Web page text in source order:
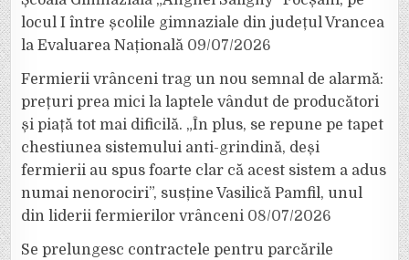
locul I între școlile gimnaziale din județul Vrancea
la Evaluarea Națională 09/07/2026
Fermierii vrânceni trag un nou semnal de alarmă:
prețuri prea mici la laptele vândut de producători
și piață tot mai dificilă. „În plus, se repune pe tapet
chestiunea sistemului anti-grindină, deși
fermierii au spus foarte clar că acest sistem a adus
numai nenorociri”, susține Vasilică Pamfil, unul
din liderii fermierilor vrânceni 08/07/2026
Se prelungesc contractele pentru parcările